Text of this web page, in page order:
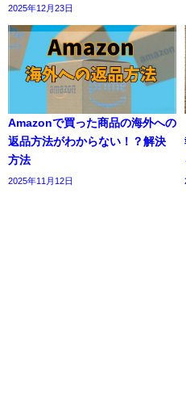
2025年12月23日
Amazonで買った商品の海外への
返品方法がわからない！？解決
方法
2025年11月12日